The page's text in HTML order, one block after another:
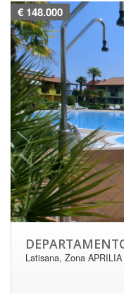
€ 148.000
Latisana, Zona